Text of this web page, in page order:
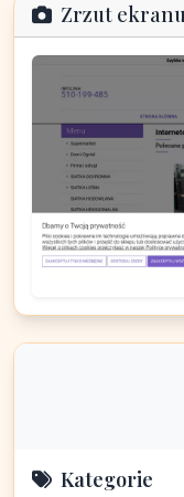
Zrzut
Kategorie